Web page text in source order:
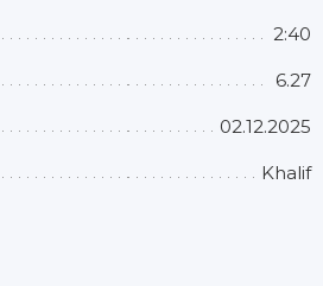
2:40
6.27
02.12.2025
Khalif